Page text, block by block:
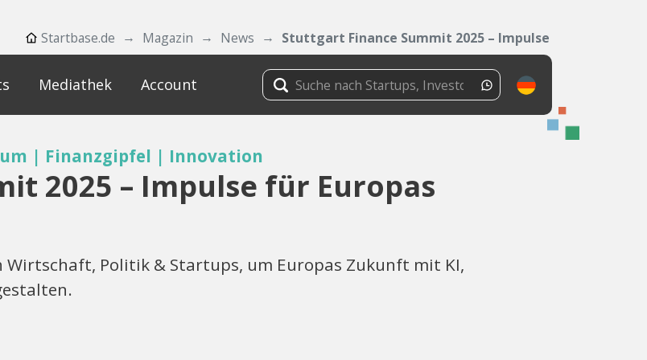
Startbase.de Magazin News Stuttgart Finance Summit 2025 – Impulse für...
Mediathek Account
| Finanzgipfel | Innovation
2025 – Impulse für Europas
Politik & Startups, um Europas Zukunft mit KI,